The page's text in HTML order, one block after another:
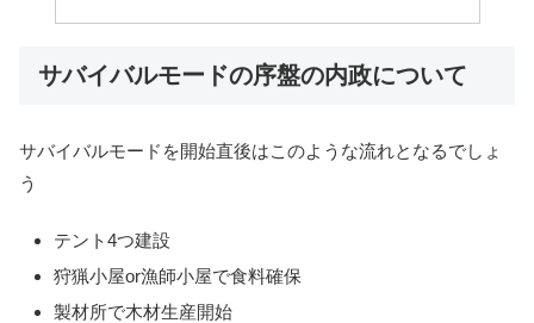
サバイバルモードの序盤の内政について
サバイバルモードを開始直後はこのような流れとなるでしょ
う
テント4つ建設
狩猟小屋or漁師小屋で食料確保
製材所で木材生産開始